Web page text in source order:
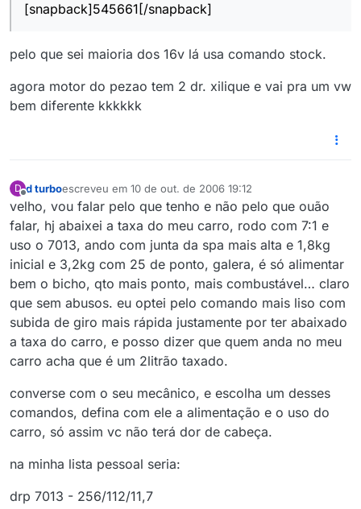
[snapback]545661[/snapback]
pelo que sei maioria dos 16v lá usa comando stock.
agora motor do pezao tem 2 dr. xilique e vai pra um vw
bem diferente kkkkkk
D
Offline
d turboescreveu em 10 de out. de 2006 19:12
última edição por
velho, vou falar pelo que tenho e não pelo que ouão
falar, hj abaixei a taxa do meu carro, rodo com 7:1 e
uso o 7013, ando com junta da spa mais alta e 1,8kg
inicial e 3,2kg com 25 de ponto, galera, é só alimentar
bem o bicho, qto mais ponto, mais combustável… claro
que sem abusos. eu optei pelo comando mais liso com
subida de giro mais rápida justamente por ter abaixado
a taxa do carro, e posso dizer que quem anda no meu
carro acha que é um 2litrão taxado.
converse com o seu mecânico, e escolha um desses
comandos, defina com ele a alimentação e o uso do
carro, só assim vc não terá dor de cabeça.
na minha lista pessoal seria:
drp 7013 - 256/112/11,7